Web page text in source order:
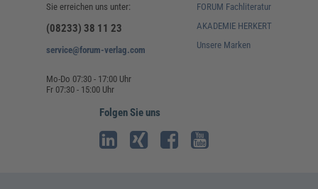
Sie erreichen uns unter:
(08233) 38 11 23
service@forum-verlag.com
Mo-Do 07:30 - 17:00 Uhr
Fr 07:30 - 15:00 Uhr
FORUM Fachliteratur
AKADEMIE HERKERT
Unsere Marken
Folgen Sie uns